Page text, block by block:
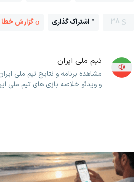
38 اشتراک گذاری گزارش خطا
تیم ملی ایران
مشاهده برنامه و نتایج تیم ملی
و ویدئو خلاصه بازی های تیم ملی